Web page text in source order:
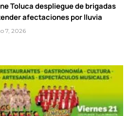
Toluca despliegue de brigadas
afectaciones por lluvia
7, 2026